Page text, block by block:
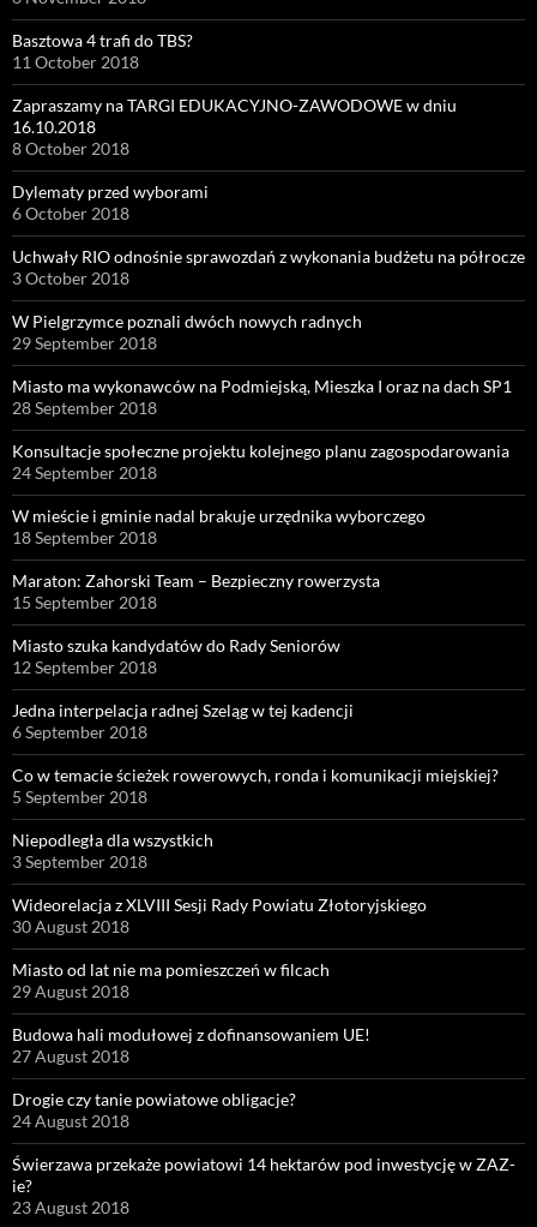
Basztowa 4 trafi do TBS?
11 October 2018
Zapraszamy na TARGI EDUKACYJNO-ZAWODOWE w dniu
16.10.2018
8 October 2018
Dylematy przed wyborami
6 October 2018
Uchwały RIO odnośnie sprawozdań z wykonania budżetu na półrocze
3 October 2018
W Pielgrzymce poznali dwóch nowych radnych
29 September 2018
Miasto ma wykonawców na Podmiejską, Mieszka I oraz na dach SP1
28 September 2018
Konsultacje społeczne projektu kolejnego planu zagospodarowania
24 September 2018
W mieście i gminie nadal brakuje urzędnika wyborczego
18 September 2018
Maraton: Zahorski Team – Bezpieczny rowerzysta
15 September 2018
Miasto szuka kandydatów do Rady Seniorów
12 September 2018
Jedna interpelacja radnej Szeląg w tej kadencji
6 September 2018
Co w temacie ścieżek rowerowych, ronda i komunikacji miejskiej?
5 September 2018
Niepodległa dla wszystkich
3 September 2018
Wideorelacja z XLVIII Sesji Rady Powiatu Złotoryjskiego
30 August 2018
Miasto od lat nie ma pomieszczeń w filcach
29 August 2018
Budowa hali modułowej z dofinansowaniem UE!
27 August 2018
Drogie czy tanie powiatowe obligacje?
24 August 2018
Świerzawa przekaże powiatowi 14 hektarów pod inwestycję w ZAZ-
ie?
23 August 2018